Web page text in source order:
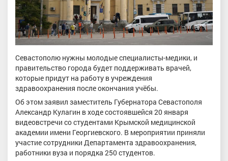
Севастополю нужны молодые специалисты-медики, и
правительство города будет поддерживать врачей,
которые придут на работу в учреждения
здравоохранения после окончания учёбы.
Об этом заявил заместитель Губернатора Севастополя
Александр Кулагин в ходе состоявшейся 20 января
видеовстречи со студентами Крымской медицинской
академии имени Георгиевского. В мероприятии приняли
участие сотрудники Департамента здравоохранения,
работники вуза и порядка 250 студентов.